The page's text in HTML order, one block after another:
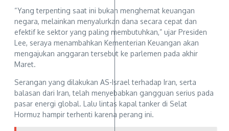
“Yang terpenting saat ini bukan menghemat keuangan
negara, melainkan menyalurkan dana secara cepat dan
efektif ke sektor yang paling membutuhkan,” ujar Presiden
Lee, seraya menambahkan Kementerian Keuangan akan
mengajukan anggaran tersebut ke parlemen pada akhir
Maret.
Serangan yang dilakukan AS-Israel terhadap Iran, serta
balasan dari Iran, telah menyebabkan gangguan serius pada
pasar energi global. Lalu lintas kapal tanker di Selat
Hormuz hampir terhenti karena perang ini.